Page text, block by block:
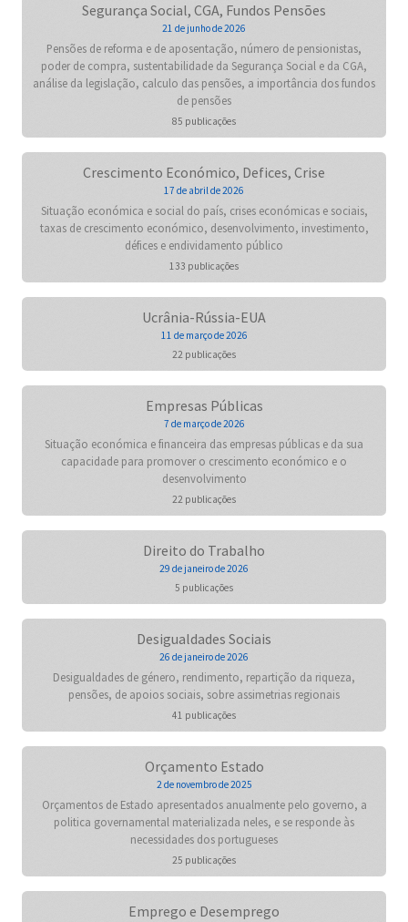
Segurança Social, CGA, Fundos Pensões
21 de junho de 2026
Pensões de reforma e de aposentação, número de pensionistas,
poder de compra, sustentabilidade da Segurança Social e da CGA,
análise da legislação, calculo das pensões, a importância dos fundos
de pensões
85 publicações
Crescimento Económico, Defices, Crise
17 de abril de 2026
Situação económica e social do país, crises económicas e sociais,
taxas de crescimento económico, desenvolvimento, investimento,
défices e endividamento público
133 publicações
Ucrânia-Rússia-EUA
11 de março de 2026
22 publicações
Empresas Públicas
7 de março de 2026
Situação económica e financeira das empresas públicas e da sua
capacidade para promover o crescimento económico e o
desenvolvimento
22 publicações
Direito do Trabalho
29 de janeiro de 2026
5 publicações
Desigualdades Sociais
26 de janeiro de 2026
Desigualdades de género, rendimento, repartição da riqueza,
pensões, de apoios sociais, sobre assimetrias regionais
41 publicações
Orçamento Estado
2 de novembro de 2025
Orçamentos de Estado apresentados anualmente pelo governo, a
politica governamental materializada neles, e se responde às
necessidades dos portugueses
25 publicações
Emprego e Desemprego